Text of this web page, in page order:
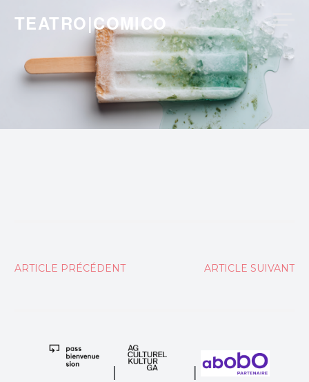
content
TEATRO|COMICO
Navigation
ARTICLE PRÉCÉDENT ARTICLE SUIVANT
| |